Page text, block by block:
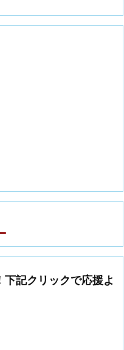
記クリックで応援よ